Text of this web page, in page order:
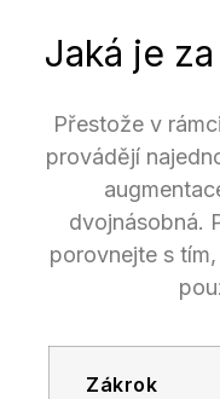
Jaká je
Přestože v
provádějí
dvojnásobná.
porovnejte s tím,
Zákrok